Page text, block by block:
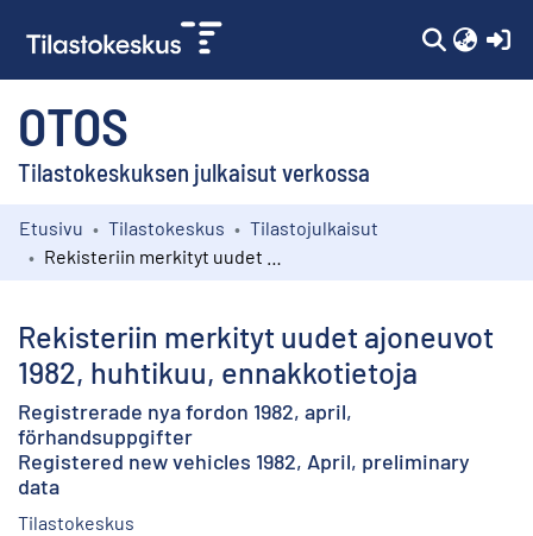
OTOS
Tilastokeskuksen julkaisut verkossa
Kokoelmat
Etusivu Tilastokeskus
Tilastojulkaisut
Rekisteriin merkityt uudet ajoneuvot
1982, huhtikuu, ennakkotietoja
Registrerade nya fordon 1982, april,
förhandsuppgifter
Registered new vehicles 1982, April, preliminary
data
Tilastokeskus